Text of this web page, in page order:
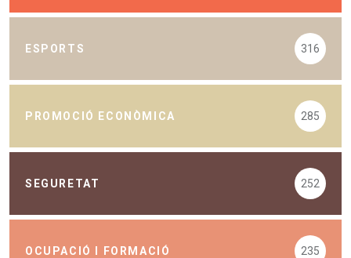
ESPORTS 316
PROMOCIÓ ECONÒMICA 285
SEGURETAT 252
OCUPACIÓ I FORMACIÓ 235